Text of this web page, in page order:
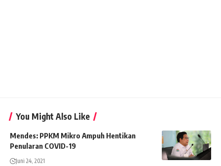
You Might Also Like
Mendes: PPKM Mikro Ampuh Hentikan
Penularan COVID-19
Juni 24, 2021